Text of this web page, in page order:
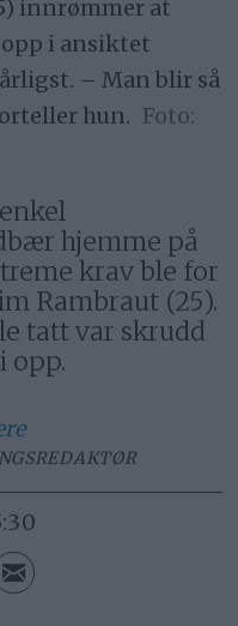
innrømmer at
i ansiktet
– Man blir så
hun.
hjemme på
krav ble for
Rambraut (25).
tatt var skrudd
opp.